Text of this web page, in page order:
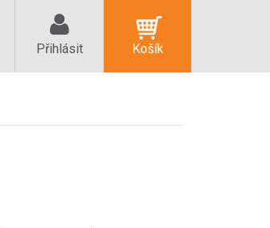
Přihlásit Košík